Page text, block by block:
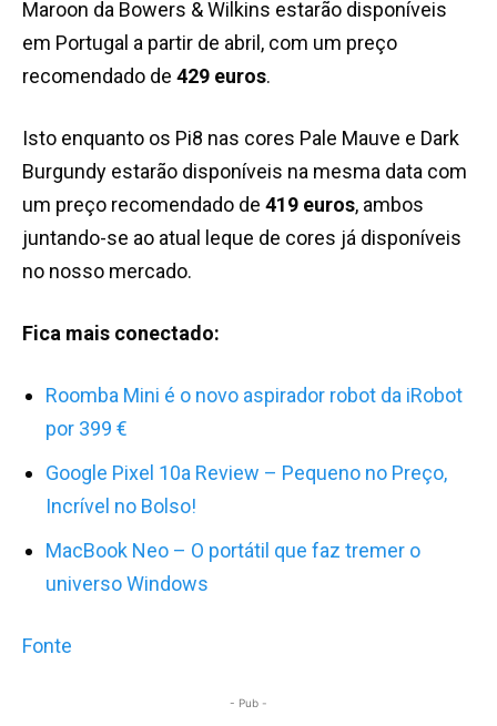
Maroon da Bowers & Wilkins estarão disponíveis
em Portugal a partir de abril, com um preço
recomendado de 429 euros.
Isto enquanto os Pi8 nas cores Pale Mauve e Dark
Burgundy estarão disponíveis na mesma data com
um preço recomendado de 419 euros, ambos
juntando-se ao atual leque de cores já disponíveis
no nosso mercado.
Fica mais conectado:
Roomba Mini é o novo aspirador robot da iRobot
por 399 €
Google Pixel 10a Review – Pequeno no Preço,
Incrível no Bolso!
MacBook Neo – O portátil que faz tremer o
universo Windows
Fonte
- Pub -